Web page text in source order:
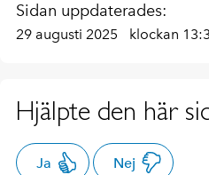
Sidan uppdaterades:
29 augusti 2025 klockan
Hjälpte den här
Ja Nej